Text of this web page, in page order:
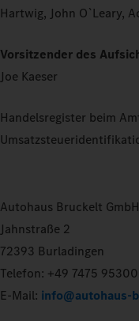
Hartwig, John O`Leary,
Vorsitzender des
Joe Kaeser
Handelsregister beim
Autohaus Bruckelt GmbH
Jahnstraße 2
72393 Burladingen
Telefon: +49 7475 95300
E-Mail: info@autohaus-